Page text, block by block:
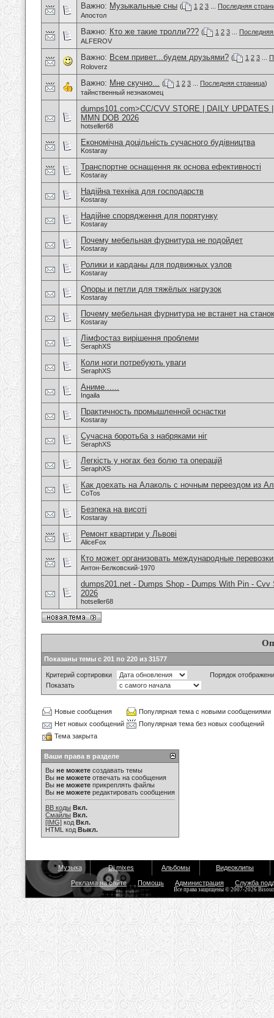
Важно: Музыкальные сны ( 1 2 3
Последняя
Апостол
Важно: Кто же такие тролли??? ( 1 2 3
ALFEROV
Важно: Всем привет...будем друзьями? ( 1 2 3
Roloverz
Важно: Мне скучно... ( 1 2 3 Последняя страница)
тайнственный незнакомец
dumps101.com>CC/CVV STORE | DAILY UPDATES
MMN DOB 2026
hotseller68
Економічна доцільність сучасного будівництва
Kostaray
Транспортне оснащення як основа ефективності
Kostaray
Надійна техніка для господарств
Kostaray
Надійне спорядження для порятунку
Kostaray
Почему мебельная фурнитура не подойдет
Kostaray
Ролики и карданы для подвижных узлов
Kostaray
Опоры и петли для тяжёлых нагрузок
Kostaray
Почему мебельная фурнитура не встанет на станок
Kostaray
Лімфостаз вирішення проблеми
SeraphXS
Коли ноги потребують уваги
SeraphXS
Аниме......
Ingaila
Практичность промышленной оснастки
Kostaray
Сучасна боротьба з набряками ніг
SeraphXS
Легкість у ногах без болю та операцій
SeraphXS
Как доехать на Алаколь с ночным переездом из
CoTos
Безпека на висоті
Kostaray
Ремонт квартири у Львові
AliceFox
Кто может организовать международные перевозки
Антон-Белковский-1970
dumps201.net - Dumps Shop - Dumps With Pin -
2026
hotseller68
Показаны темы с 201 по 220 из 31577
Критерий сортировки
Порядок
Показать
Новые сообщения
Популярная тема с новыми сообщениями
Нет новых сообщений
Популярная тема без новых сообщений
Тема закрыта
Ваши права в разделе
Вы не можете создавать темы
Вы не можете отвечать на сообщения
Вы не можете прикреплять файлы
Вы не можете редактировать сообщения
BB коды Вкл.
Смайлы Вкл.
[IMG] код Вкл.
HTML код Выкл.
Музыка Dj mixes Альбомы Видеоклипы
Реклама на сайте Помощь Администрация Служба
Все права защищены © 2007-2026